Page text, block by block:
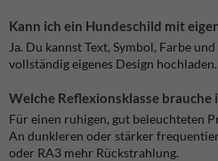
Kann ich ein Hundeschild mit
Ja. Du kannst Text, Symbol, Farbe
vollständig eigenes Design hochladen.
Welche Reflexionsklasse brauche
Für einen ruhigen, gut beleuchteten
An dunkleren oder stärker
oder RA3 mehr Rückstrahlung.